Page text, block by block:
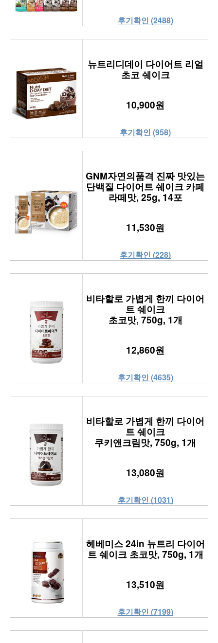
후기확인 (2488)
뉴트리디데이 다이어트 리얼
초코 쉐이크
10,900원
후기확인 (958)
GNM자연의품격 진짜 맛있는
단백질 다이어트 쉐이크 카페
라떼맛, 25g, 14포
11,530원
후기확인 (228)
비타할로 가볍게 한끼 다이어
트 쉐이크
초코맛, 750g, 1개
12,860원
후기확인 (4635)
비타할로 가볍게 한끼 다이어
트 쉐이크
쿠키앤크림맛, 750g, 1개
13,080원
후기확인 (1031)
헤베미스 24in 뉴트리 다이어
트 쉐이크 초코맛, 750g, 1개
13,510원
후기확인 (7199)